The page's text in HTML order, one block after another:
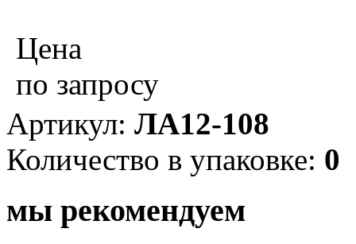
Цена
по запросу
Артикул: ЛА12-108
Количество в упаковке: 0
мы рекомендуем